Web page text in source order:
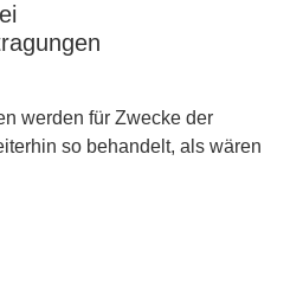
werden für Zwecke der
so behandelt, als wären